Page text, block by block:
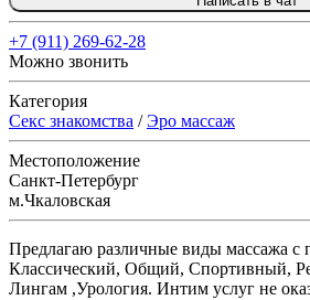
+7 (911) 269-62-28
Можно звонить
Категория
Секс знакомства /Эро массаж
Местоположение
Санкт-Петербург
м.Чкаловская
Предлагаю различные виды массажа с
Классический, Общий, Спортивный,
Лингам ,Урология. Интим услуг не